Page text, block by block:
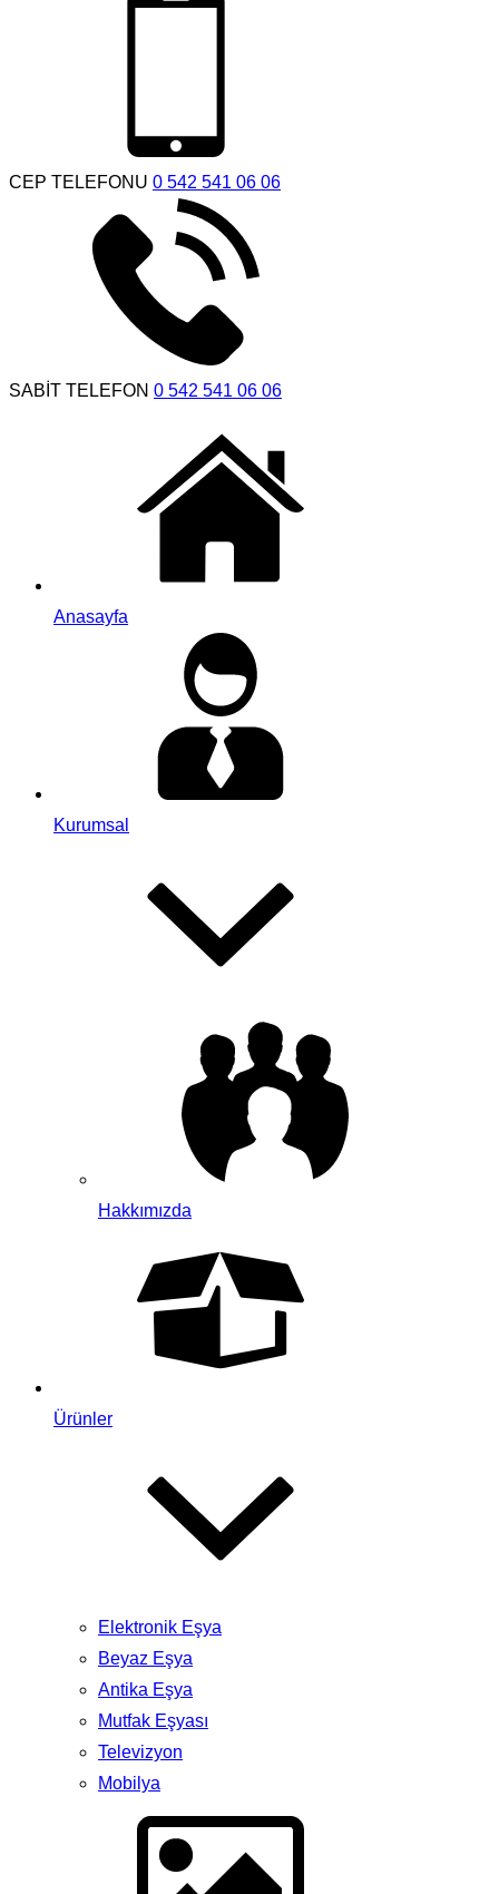
CEP TELEFONU 0 542 541 06 06
SABİT TELEFON 0 542 541 06 06
Anasayfa
Kurumsal
Hakkımızda
Ürünler
Elektronik Eşya
Beyaz Eşya
Antika Eşya
Mutfak Eşyası
Televizyon
Mobilya